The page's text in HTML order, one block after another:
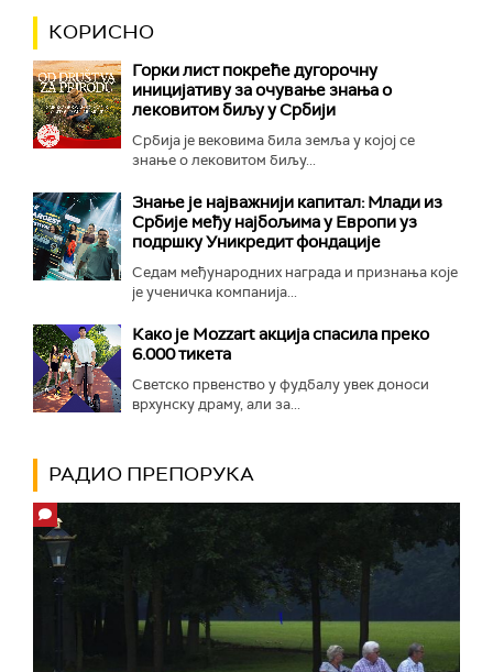
КОРИСНО
Горки лист покреће дугорочну
иницијативу за очување знања о
лековитом биљу у Србији
Србија је вековима била земља у којој се
знање о лековитом биљу...
Знање је најважнији капитал: Млади из
Србије међу најбољима у Европи уз
подршку Уникредит фондације
Седам међународних награда и признања које
је ученичка компанија...
Како је Mozzart акција спасила преко
6.000 тикета
Светско првенство у фудбалу увек доноси
врхунску драму, али за...
РАДИО ПРЕПОРУКА